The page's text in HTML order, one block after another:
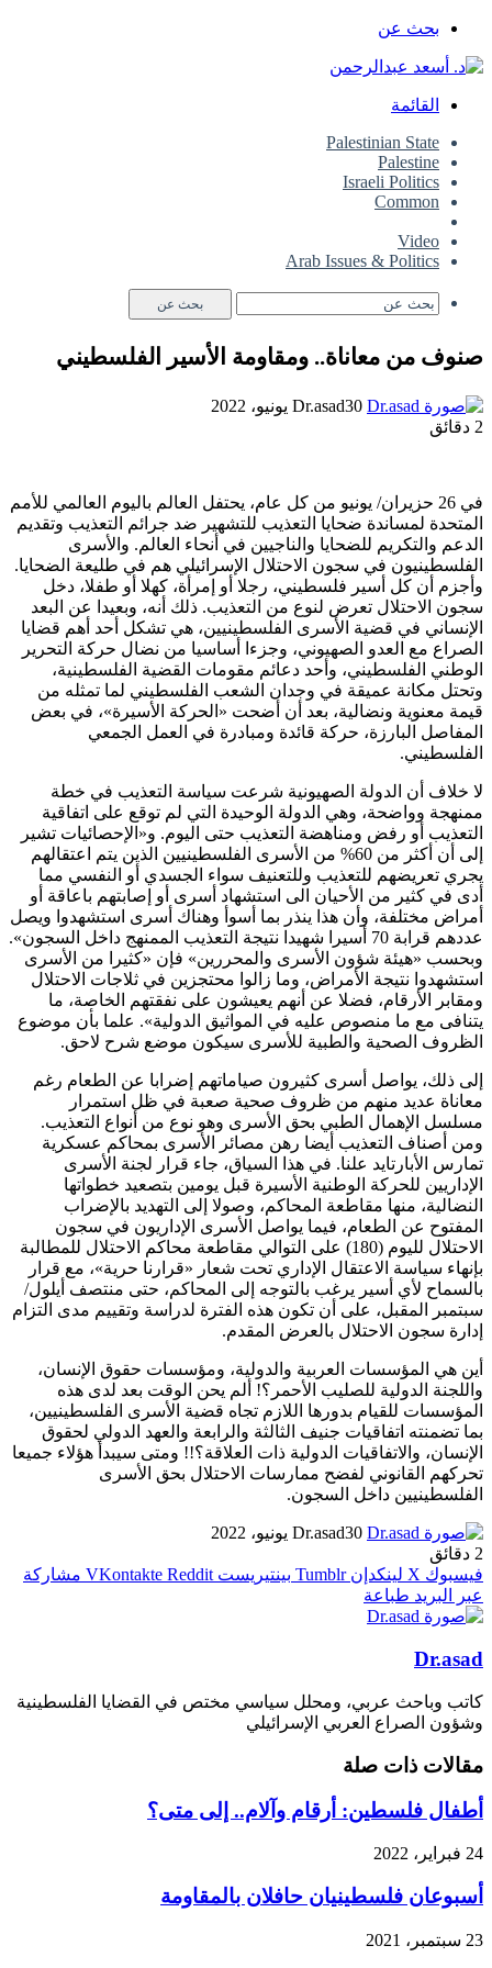
بحث عن
القائمة
Palestinian State
Palestine
Israeli Politics
Common
Video
Arab Issues & Politics
بحث عن
صنوف من معاناة.. ومقاومة الأسير الفلسطيني
Dr.asad30 يونيو، 2022
2 دقائق
في 26 حزيران/ يونيو من كل عام، يحتفل العالم باليوم العالمي للأمم
المتحدة لمساندة ضحايا التعذيب للتشهير ضد جرائم التعذيب وتقديم
الدعم والتكريم للضحايا والناجيين في أنحاء العالم. والأسرى
الفلسطينيون في سجون الاحتلال الإسرائيلي هم في طليعة الضحايا.
وأجزم أن كل أسير فلسطيني، رجلا أو إمرأة، كهلا أو طفلا، دخل
سجون الاحتلال تعرض لنوع من التعذيب. ذلك أنه، وبعيدا عن البعد
الإنساني في قضية الأسرى الفلسطينيين، هي تشكل أحد أهم قضايا
الصراع مع العدو الصهيوني، وجزءا أساسيا من نضال حركة التحرير
الوطني الفلسطيني، وأحد دعائم مقومات القضية الفلسطينية،
وتحتل مكانة عميقة في وجدان الشعب الفلسطيني لما تمثله من
قيمة معنوية ونضالية، بعد أن أضحت «الحركة الأسيرة»، في بعض
المفاصل البارزة، حركة قائدة ومبادرة في العمل الجمعي
الفلسطيني.
لا خلاف أن الدولة الصهيونية شرعت سياسة التعذيب في خطة
ممنهجة وواضحة، وهي الدولة الوحيدة التي لم توقع على اتفاقية
التعذيب أو رفض ومناهضة التعذيب حتى اليوم. و«الإحصائيات تشير
إلى أن أكثر من 60% من الأسرى الفلسطينيين الذين يتم اعتقالهم
يجري تعريضهم للتعذيب وللتعنيف سواء الجسدي أو النفسي مما
أدى في كثير من الأحيان الى استشهاد أسرى أو إصابتهم باعاقة أو
أمراض مختلفة، وأن هذا ينذر بما أسوأ وهناك أسرى استشهدوا ويصل
عددهم قرابة 70 أسيرا شهيدا نتيجة التعذيب الممنهج داخل السجون».
وبحسب «هيئة شؤون الأسرى والمحررين» فإن «كثيرا من الأسرى
استشهدوا نتيجة الأمراض، وما زالوا محتجزين في ثلاجات الاحتلال
ومقابر الأرقام، فضلا عن أنهم يعيشون على نفقتهم الخاصة، ما
يتنافى مع ما منصوص عليه في المواثيق الدولية». علما بأن موضوع
الظروف الصحية والطبية للأسرى سيكون موضع شرح لاحق.
إلى ذلك، يواصل أسرى كثيرون صياماتهم إضرابا عن الطعام رغم
معاناة عديد منهم من ظروف صحية صعبة في ظل استمرار
مسلسل الإهمال الطبي بحق الأسرى وهو نوع من أنواع التعذيب.
ومن أصناف التعذيب أيضا رهن مصائر الأسرى بمحاكم عسكرية
تمارس الأبارتايد علنا. في هذا السياق، جاء قرار لجنة الأسرى
الإداريين للحركة الوطنية الأسيرة قبل يومين بتصعيد خطواتها
النضالية، منها مقاطعة المحاكم، وصولا إلى التهديد بالإضراب
المفتوح عن الطعام، فيما يواصل الأسرى الإداريون في سجون
الاحتلال لليوم (180) على التوالي مقاطعة محاكم الاحتلال للمطالبة
بإنهاء سياسة الاعتقال الإداري تحت شعار «قرارنا حرية»، مع قرار
بالسماح لأي أسير يرغب بالتوجه إلى المحاكم، حتى منتصف أيلول/
سبتمبر المقبل، على أن تكون هذه الفترة لدراسة وتقييم مدى التزام
إدارة سجون الاحتلال بالعرض المقدم.
أين هي المؤسسات العربية والدولية، ومؤسسات حقوق الإنسان،
واللجنة الدولية للصليب الأحمر؟! ألم يحن الوقت بعد لدى هذه
المؤسسات للقيام بدورها اللازم تجاه قضية الأسرى الفلسطينيين،
بما تضمنته اتفاقيات جنيف الثالثة والرابعة والعهد الدولي لحقوق
الإنسان، والاتفاقيات الدولية ذات العلاقة؟!! ومتى سيبدأ هؤلاء جميعا
تحركهم القانوني لفضح ممارسات الاحتلال بحق الأسرى
الفلسطينيين داخل السجون.
Dr.asad30 يونيو، 2022
2 دقائق
فيسبوك X لينكدإن بينتيريست
مشاركة
عبر البريد طباعة
Dr.asad
كاتب وباحث عربي، ومحلل سياسي مختص في القضايا الفلسطينية
وشؤون الصراع العربي الإسرائيلي
مقالات ذات صلة
أطفال فلسطين: أرقام وآلام.. إلى متى؟
24 فبراير، 2022
أسبوعان فلسطينيان حافلان بالمقاومة
23 سبتمبر، 2021